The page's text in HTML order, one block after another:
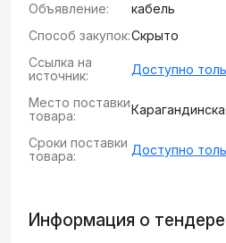
Объявление:
кабель
Способ закупок:Скрыто
Ссылка на
источник:
Доступно
Место поставки
товара:
Сроки поставки
товара:
Доступно
Информация о